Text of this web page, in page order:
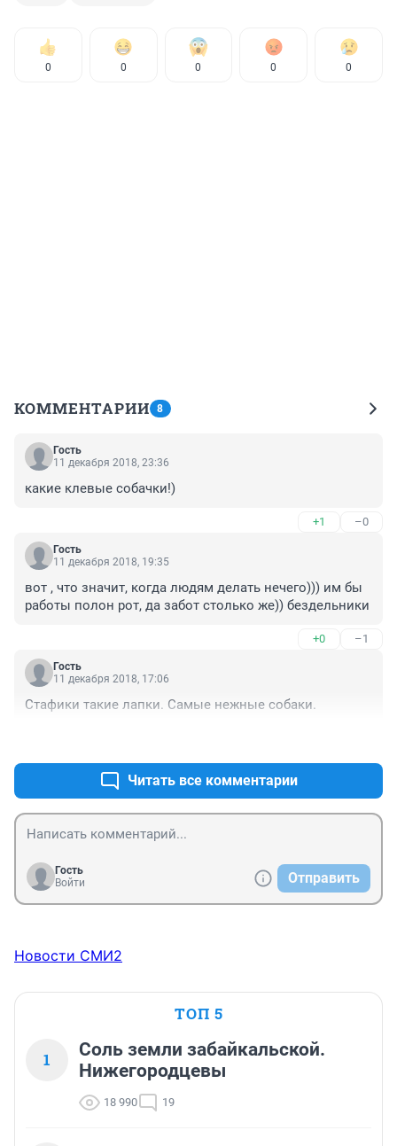
0 0 0 0 0
КОММЕНТАРИИ 8
Гость
11 декабря 2018, 23:36
какие клевые собачки!)
+1 –0
Гость
11 декабря 2018, 19:35
вот , что значит, когда людям делать нечего))) им бы
работы полон рот, да забот столько же)) бездельники
+0 –1
Гость
11 декабря 2018, 17:06
Стафики такие лапки. Самые нежные собаки.
Читать все комментарии
Гость
Войти
Отправить
Новости СМИ2
ТОП 5
1
Соль земли забайкальской.
Нижегородцевы
18 990 19